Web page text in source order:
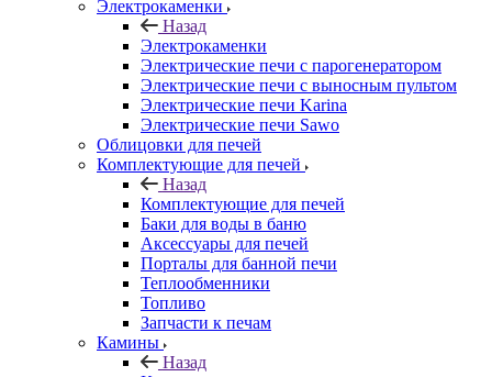
Электрокаменки
Назад
Электрокаменки
Электрические печи с парогенератором
Электрические печи с выносным пультом
Электрические печи Karina
Электрические печи Sawo
Облицовки для печей
Комплектующие для печей
Назад
Комплектующие для печей
Баки для воды в баню
Аксессуары для печей
Порталы для банной печи
Теплообменники
Топливо
Запчасти к печам
Камины
Назад